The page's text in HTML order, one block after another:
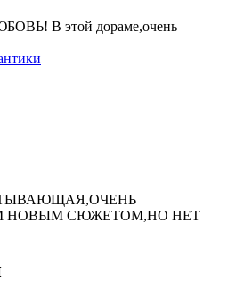
В этой дораме,очень
НОВЫМ СЮЖЕТОМ,НО НЕТ